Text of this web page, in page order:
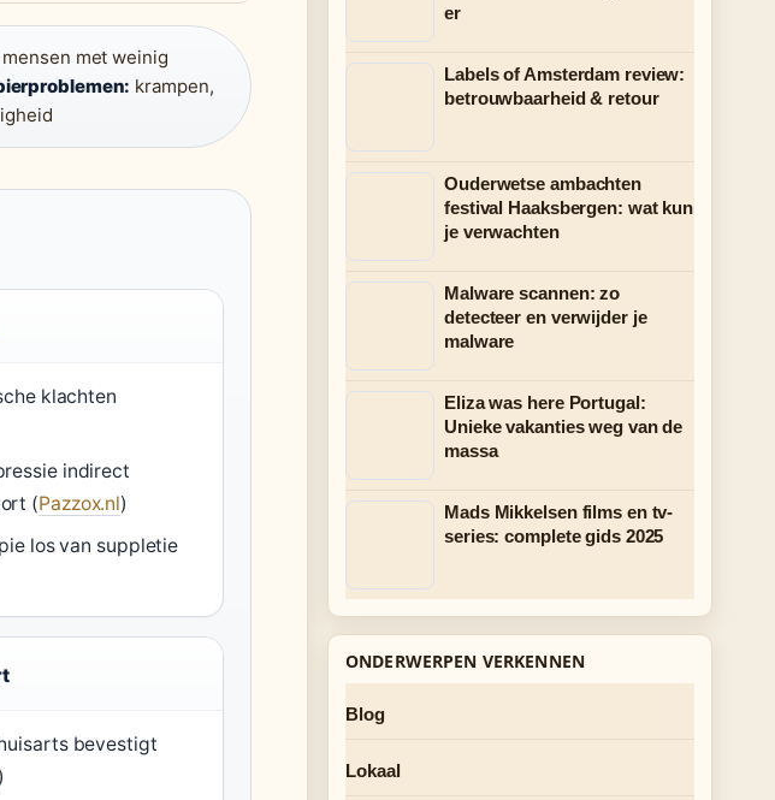
mensen met weinig
krampen,
klachten
indirect
(Pazzox.nl)
los van suppletie
bevestigt
)
er
Labels of Amsterdam review:
betrouwbaarheid & retour
Ouderwetse ambachten
festival Haaksbergen: wat kun
je verwachten
Malware scannen: zo
detecteer en verwijder je
malware
Eliza was here Portugal:
Unieke vakanties weg van de
massa
Mads Mikkelsen films en tv-
series: complete gids 2025
ONDERWERPEN VERKENNEN
Blog
Lokaal